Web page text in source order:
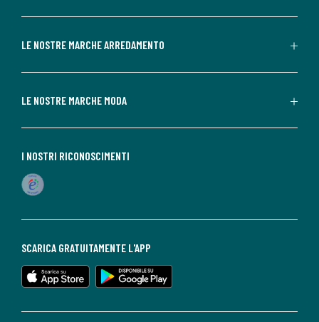
LE NOSTRE MARCHE ARREDAMENTO
LE NOSTRE MARCHE MODA
SCARICA GRATUITAMENTE L'APP
I NOSTRI RICONOSCIMENTI